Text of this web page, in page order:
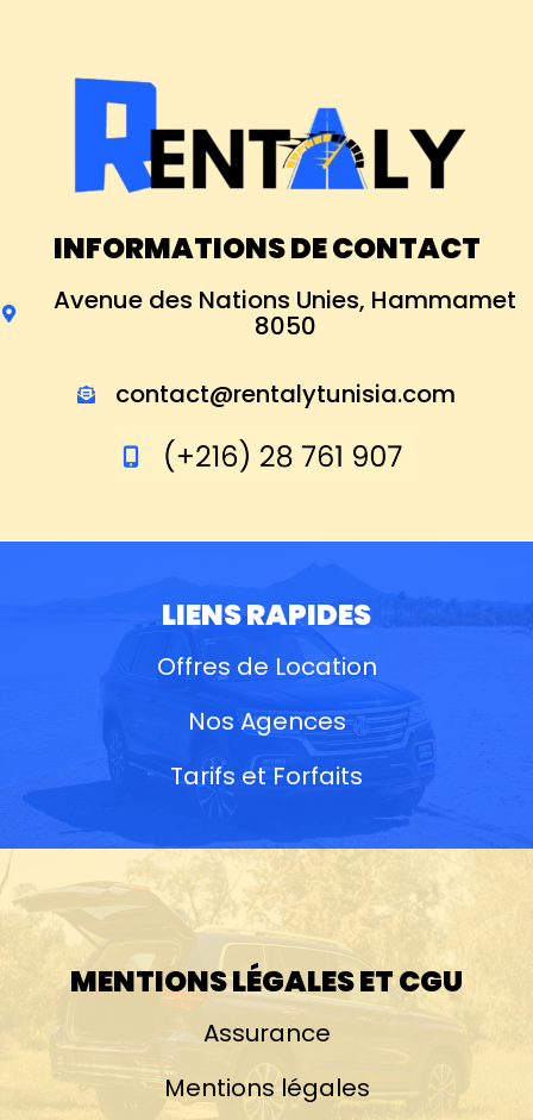
INFORMATIONS DE CONTACT
Avenue des Nations Unies, Hammamet
8050
contact@rentalytunisia.com
LIENS RAPIDES
Offres de Location
Nos Agences
Tarifs et Forfaits
MENTIONS LÉGALES ET CGU
Assurance
Mentions légales